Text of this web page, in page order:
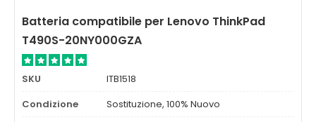
Batteria compatibile per Lenovo ThinkPad
T490S-20NY000GZA
SKU
ITB1518
Condizione
Sostituzione, 100% Nuovo